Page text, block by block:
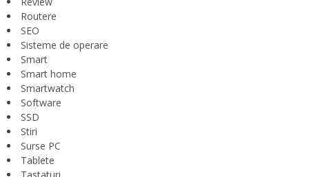
Routere
SEO
Sisteme de operare
Smart
Smart home
Smartwatch
Software
SSD
Stiri
Surse PC
Tablete
Tastaturi